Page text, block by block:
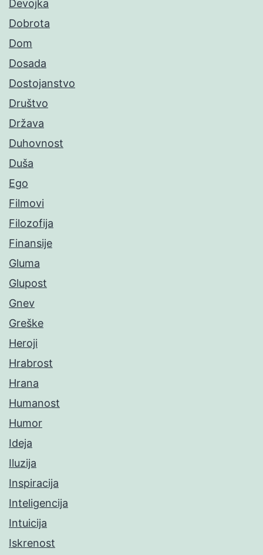
Devojka
Dobrota
Dom
Dosada
Dostojanstvo
Društvo
Država
Duhovnost
Duša
Ego
Filmovi
Filozofija
Finansije
Gluma
Glupost
Gnev
Greške
Heroji
Hrabrost
Hrana
Humanost
Humor
Ideja
Iluzija
Inspiracija
Inteligencija
Intuicija
Iskrenost